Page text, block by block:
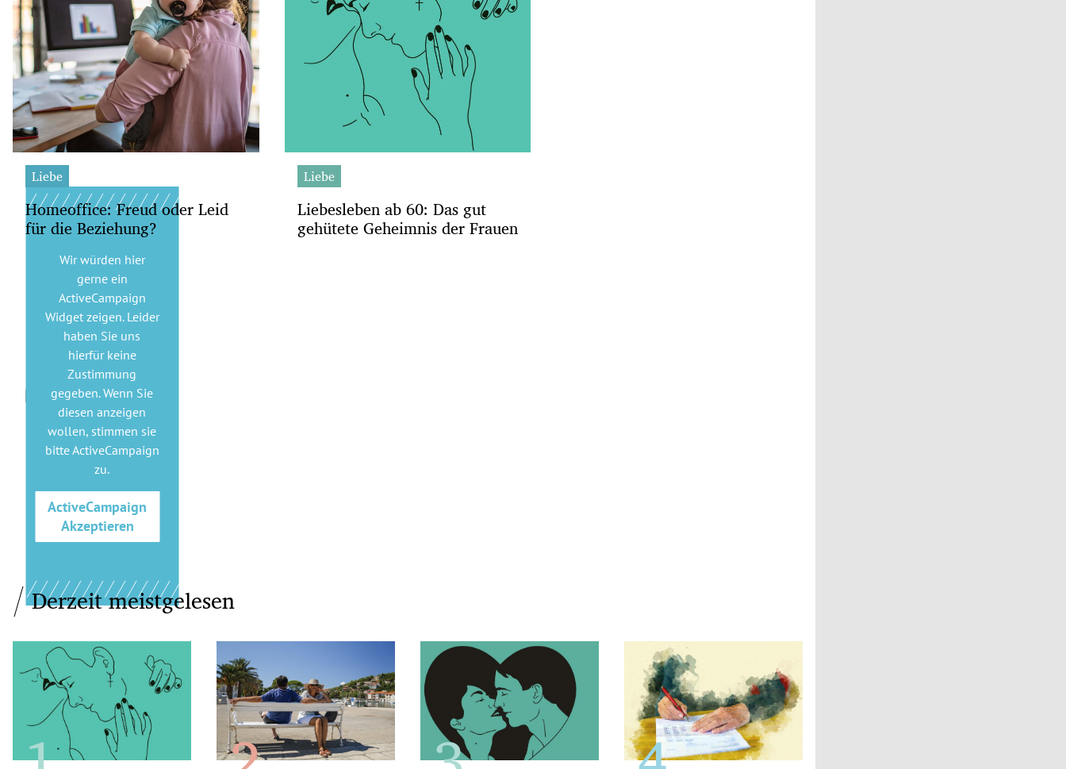
Liebe
Homeoffice: Freud oder Leid
für die Beziehung?
Liebe
Liebesleben ab 60: Das gut
gehütete Geheimnis der Frauen
Wir würden hier
gerne ein
ActiveCampaign
Widgetzeigen. Leider
haben Sie uns
hierfür keine
Zustimmung
gegeben. Wenn Sie
diesen anzeigen
wollen, stimmen sie
bitteActiveCampaign
zu.
ActiveCampaign
Akzeptieren
Derzeit meistgelesen